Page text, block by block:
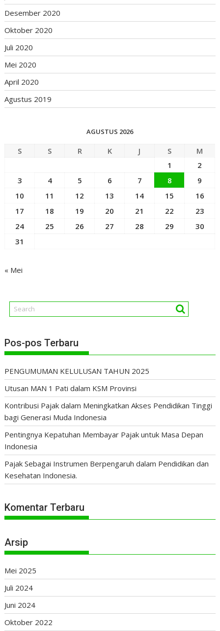
Desember 2020
Oktober 2020
Juli 2020
Mei 2020
April 2020
Agustus 2019
AGUSTUS 2026
S S R K J S
M
1
2
3
4 5 6 7 8
9
10
11 12 13 14 15
16
17
18 19 20 21 22
23
24
25 26 27 28 29
30
31
« Mei
Pos-pos Terbaru
PENGUMUMAN KELULUSAN TAHUN 2025
Utusan MAN 1 Pati dalam KSM Provinsi
Kontribusi Pajak dalam Meningkatkan Akses Pendidikan Tinggi
bagi Generasi Muda Indonesia
Pentingnya Kepatuhan Membayar Pajak untuk Masa Depan
Indonesia
Pajak Sebagai Instrumen Berpengaruh dalam Pendidikan dan
Kesehatan Indonesia.
Komentar Terbaru
Arsip
Mei 2025
Juli 2024
Juni 2024
Oktober 2022